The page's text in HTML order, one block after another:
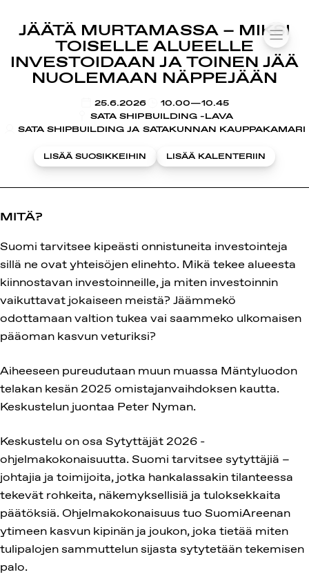
Siirry
SUOMIAREENA
JÄÄTÄ MURTAMASSA – MIKSI
TOISELLE ALUEELLE
INVESTOIDAAN JA TOINEN JÄÄ
NUOLEMAAN NÄPPEJÄÄN
25.6.2026
KLO
10.00—10.45
SATA SHIPBUILDING -LAVA
SATA SHIPBUILDING JA SATAKUNNAN KAUPPAKAMARI
LISÄÄ SUOSIKKEIHIN LISÄÄ KALENTERIIN
MITÄ?
Suomi tarvitsee kipeästi onnistuneita investointeja
sillä ne ovat yhteisöjen elinehto. Mikä tekee alueesta
kiinnostavan investoinneille, ja miten investoinnin
vaikuttavat jokaiseen meistä? Jäämmekö
odottamaan valtion tukea vai saammeko ulkomaisen
pääoman kasvun veturiksi?
Aiheeseen pureudutaan muun muassa Mäntyluodon
telakan kesän 2025 omistajanvaihdoksen kautta.
Keskustelun juontaa Peter Nyman.
Keskustelu on osa Sytyttäjät 2026 -
ohjelmakokonaisuutta. Suomi tarvitsee sytyttäjiä –
johtajia ja toimijoita, jotka hankalassakin tilanteessa
tekevät rohkeita, näkemyksellisiä ja tuloksekkaita
päätöksiä. Ohjelmakokonaisuus tuo SuomiAreenan
ytimeen kasvun kipinän ja joukon, joka tietää miten
tulipalojen sammuttelun sijasta sytytetään tekemisen
palo.